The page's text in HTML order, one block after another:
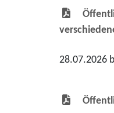
28.07.2026